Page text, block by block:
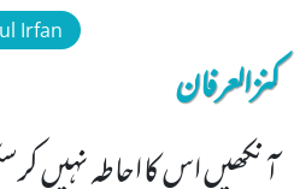
Irfan
کنزالعرفان
آنکھیں اس کا احاطہ نہیں